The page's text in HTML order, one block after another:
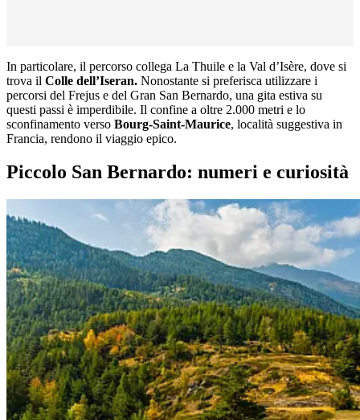
In particolare, il percorso collega La Thuile e la Val d’Isère, dove si
trova il Colle dell’Iseran. Nonostante si preferisca utilizzare i
percorsi del Frejus e del Gran San Bernardo, una gita estiva su
questi passi è imperdibile. Il confine a oltre 2.000 metri e lo
sconfinamento verso Bourg-Saint-Maurice, località suggestiva in
Francia, rendono il viaggio epico.
Piccolo San Bernardo: numeri e curiosità